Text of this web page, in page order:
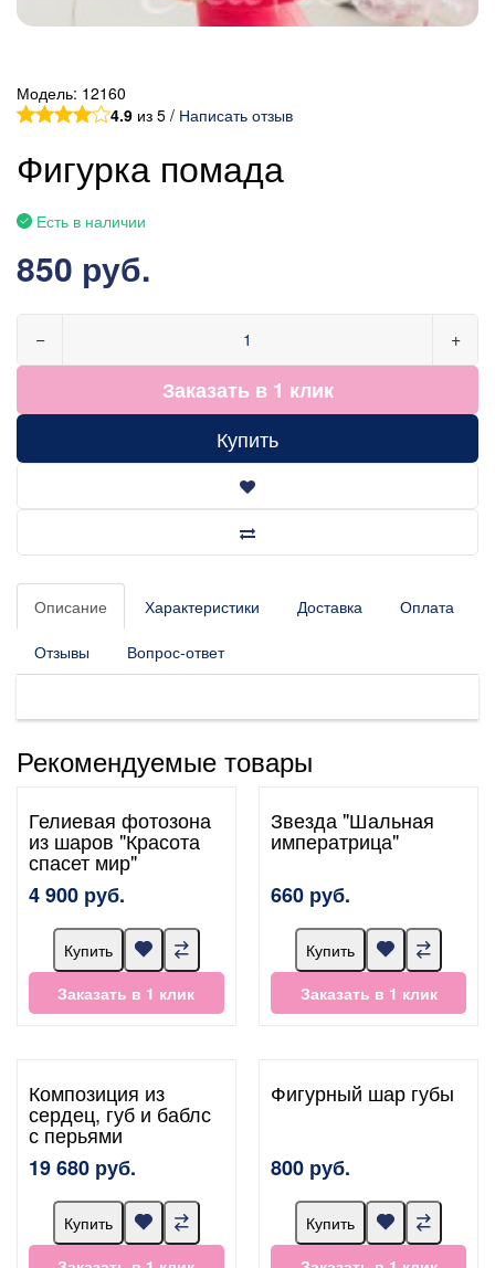
Модель: 12160
4.9 из 5 / Написать отзыв
Фигурка помада
Есть в наличии
850 руб.
− +
Заказать в 1 клик
Купить
Описание Характеристики Доставка Оплата
Отзывы Вопрос-ответ
Рекомендуемые товары
Гелиевая фотозона
из шаров "Красота
спасет мир"
4 900 руб.
Купить
Заказать в 1 клик
Звезда "Шальная
императрица"
660 руб.
Купить
Заказать в 1 клик
Композиция из
сердец, губ и баблс
с перьями
19 680 руб.
Купить
Фигурный шар губы
800 руб.
Купить